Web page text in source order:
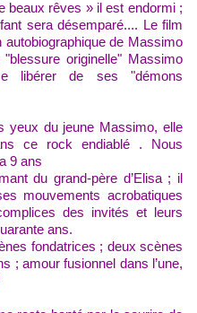
beaux rêves » il est endormi ;
sera désemparé....
Le film
de Massimo
originelle" Massimo
libérer de ses "démons
yeux du jeune Massimo, elle
ce rock endiablé .
Nous
9 ans
du grand-père d’Elisa ; il
mouvementsacrobatiques
des invités et leurs
ans.
fondatrices ; deux scènes
;amour fusionnel dans l’une,